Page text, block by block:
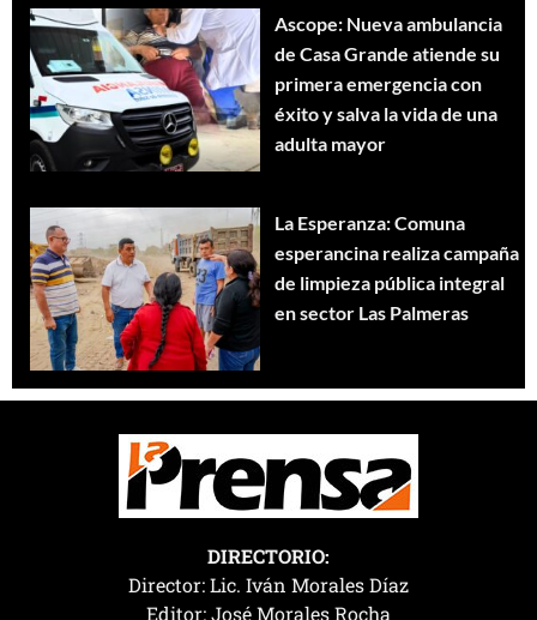
Ascope: Nueva ambulancia
de Casa Grande atiende su
primera emergencia con
éxito y salva la vida de una
adulta mayor
La Esperanza: Comuna
esperancina realiza campaña
de limpieza pública integral
en sector Las Palmeras
DIRECTORIO:
Director: Lic. Iván Morales Díaz
Editor: José Morales Rocha